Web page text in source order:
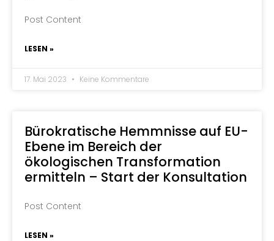
Post Content
LESEN »
17. Mai 2023 Keine Kommentare
Bürokratische Hemmnisse auf EU-
Ebene im Bereich der
ökologischen Transformation
ermitteln – Start der Konsultation
Post Content
LESEN »